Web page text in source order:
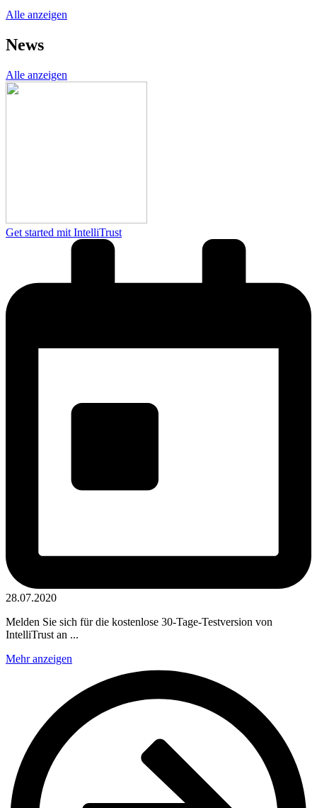
Alle anzeigen
News
Alle anzeigen
Get started mit IntelliTrust
28.07.2020
Melden Sie sich für die kostenlose 30-Tage-Testversion von
IntelliTrust an ...
Mehr anzeigen